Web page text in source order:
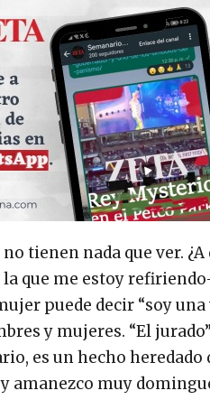
tienen nada que ver.
que me estoy
puede decir “soy
y mujeres. “El
es un hecho
amanezco muy